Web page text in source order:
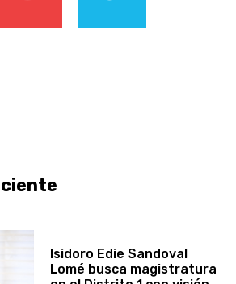
Isidoro Edie Sandoval
Lomé busca magistratura